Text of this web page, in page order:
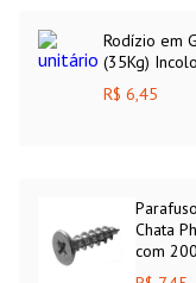
Rodízio em
(35Kg)
R$ 6,45
Chata
com 200